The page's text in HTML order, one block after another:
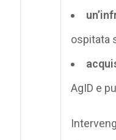
ospitata
AgID e